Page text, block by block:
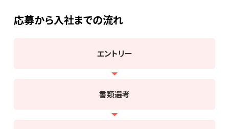
応募から入社までの流れ
エントリー
書類選考